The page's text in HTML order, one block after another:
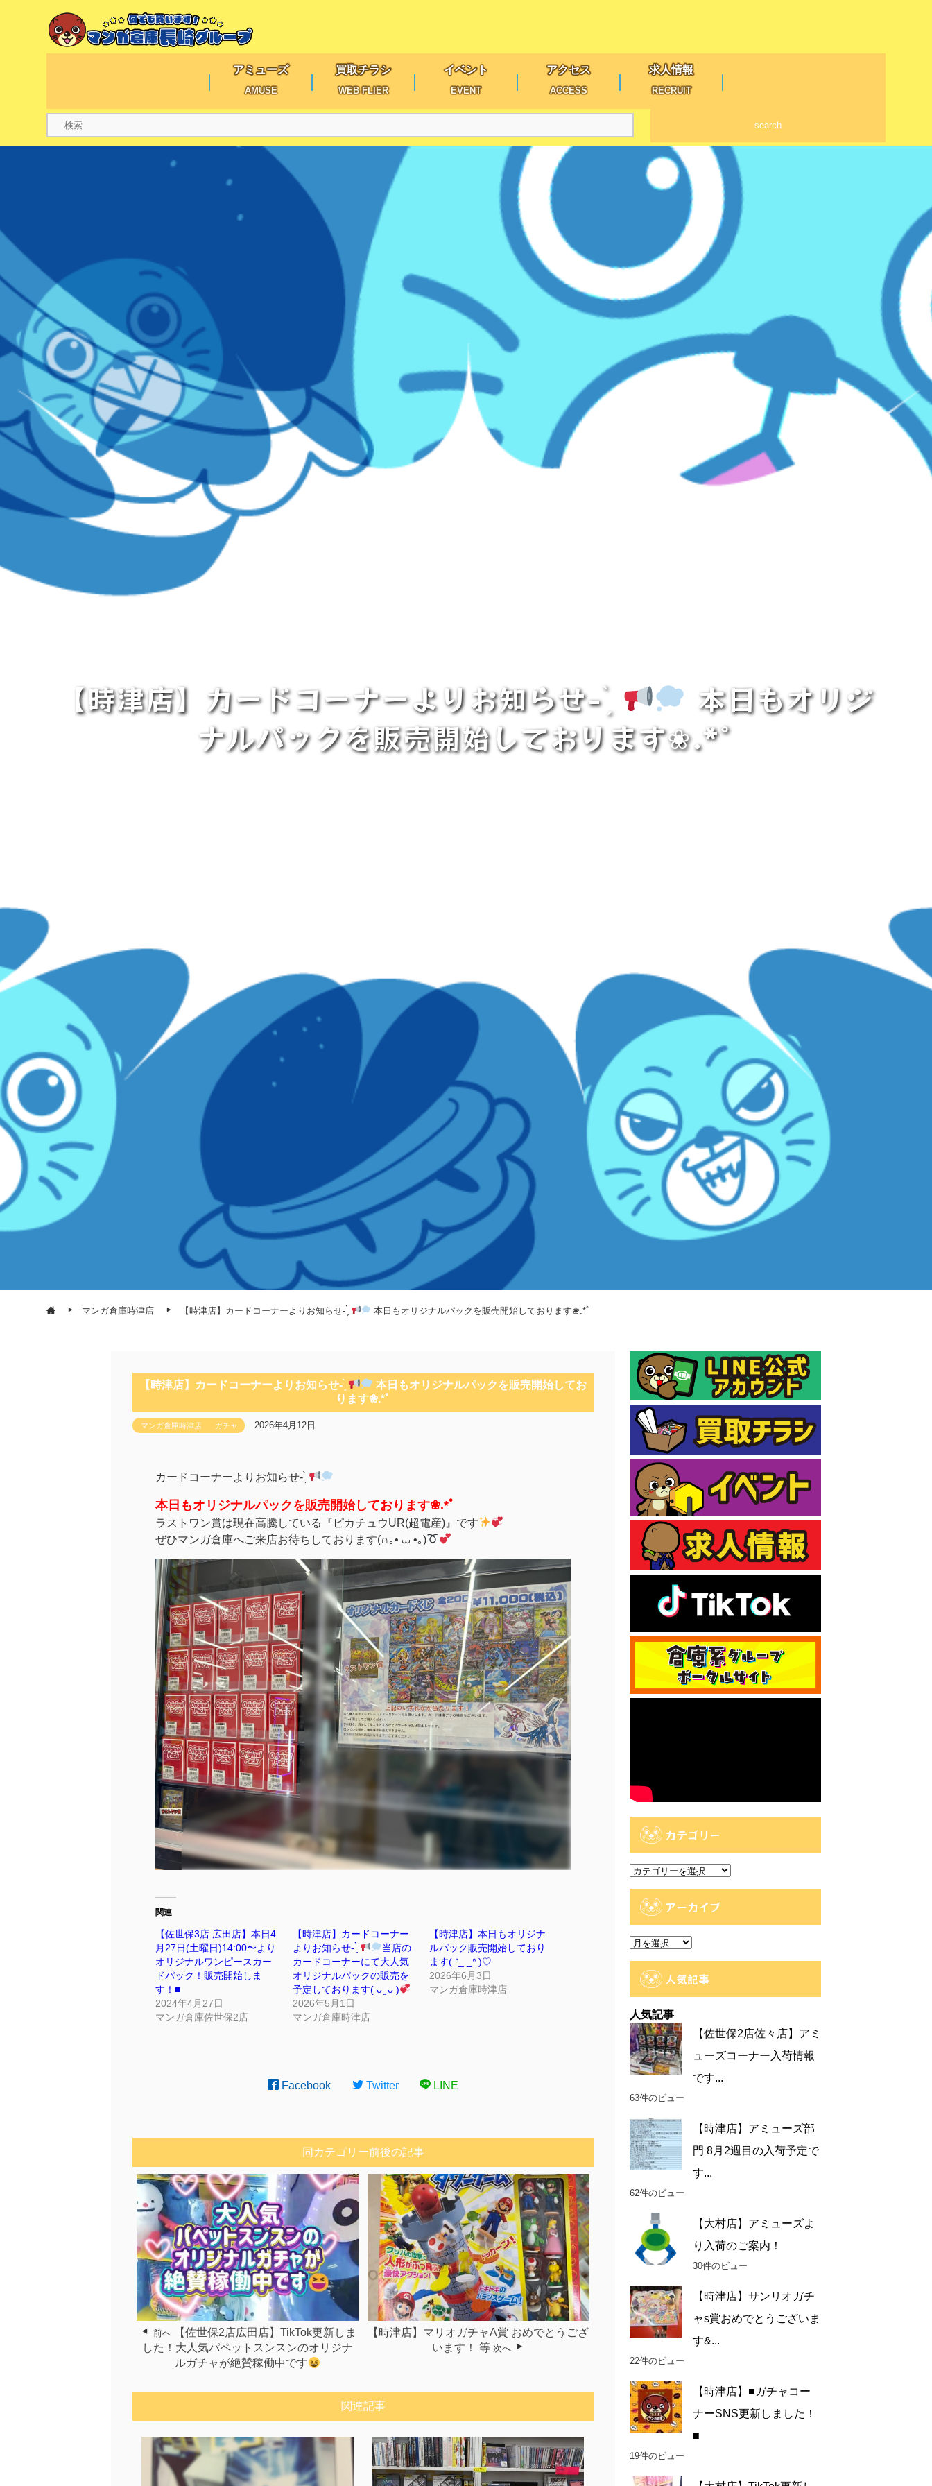
アミューズ
AMUSE
買取チラシ
WEB FLIER
イベント
EVENT
アクセス
ACCESS
求人情報
RECRUIT
search
【時津店】カードコーナーよりお知らせ- ̗̀
本日もオリジ
ナルパックを販売開始しております❀.*ﾟ
マンガ倉庫時津店 【時津店】カードコーナーよりお知らせ- ̗̀ 本日もオリジナルパックを販売開始しております❀.*ﾟ
【時津店】カードコーナーよりお知らせ- ̗̀
本日もオリジナルパックを販売開始してお
ります❀.*ﾟ
マンガ倉庫時津店 ガチャ 2026年4月12日
カードコーナーよりお知らせ- ̗̀
本日もオリジナルパックを販売開始しております❀.*ﾟ
ラストワン賞は現在高騰している『ピカチュウUR(超電産)』です
ぜひマンガ倉庫へご来店お待ちしております(∩｡• ⩊ •｡)
関連
【佐世保3店 広田店】本日4
月27日(土曜日)14:00〜より
オリジナルワンピースカー
ドパック！販売開始しま
す！■
2024年4月27日
マンガ倉庫佐世保2店
【時津店】カードコーナー
よりお知らせ- ̗̀
当店の
カードコーナーにて大人気
オリジナルパックの販売を
予定しております( ᴗ ̫ ᴗ )
2026年5月1日
マンガ倉庫時津店
【時津店】本日もオリジナ
ルパック販売開始しており
ます‎( ᐢ_ _ᐢ )♡
2026年6月3日
マンガ倉庫時津店
Facebook Twitter LINE
同カテゴリー前後の記事
前へ
【佐世保2店広田店】TikTok更新しま
した！大人気パペットスンスンのオリジナ
ルガチャが絶賛稼働中です
【時津店】マリオガチャA賞 おめでとうござ
います！ 等 次へ
関連記事
カテゴリー
カ
アーカイブ
ア
人気記事
人気記事
【佐世保2店佐々店】アミ
ューズコーナー入荷情報
です...
63件のビュー
【時津店】アミューズ部
門 8月2週目の入荷予定で
す...
62件のビュー
【大村店】アミューズよ
り入荷のご案内！
30件のビュー
【時津店】サンリオガチ
ャs賞おめでとうございま
す&...
22件のビュー
【時津店】■ガチャコー
ナーSNS更新しました！
■
19件のビュー